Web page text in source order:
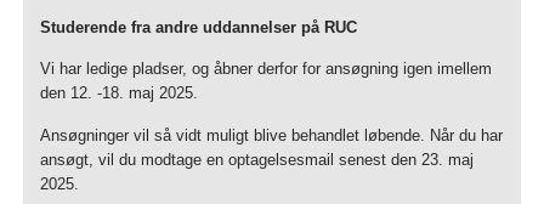
Studerende fra andre uddannelser på RUC
Vi har ledige pladser, og åbner derfor for ansøgning igen imellem
den 12. -18. maj 2025.
Ansøgninger vil så vidt muligt blive behandlet løbende. Når du har
ansøgt, vil du modtage en optagelsesmail senest den 23. maj
2025.